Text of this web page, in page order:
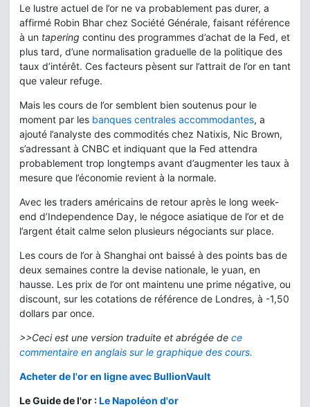
Le lustre actuel de l’or ne va probablement pas durer, a
affirmé Robin Bhar chez Société Générale, faisant référence
à un tapering continu des programmes d’achat de la Fed, et
plus tard, d’une normalisation graduelle de la politique des
taux d’intérêt. Ces facteurs pèsent sur l’attrait de l’or en tant
que valeur refuge.
Mais les cours de l’or semblent bien soutenus pour le
moment par les banques centrales accommodantes, a
ajouté l’analyste des commodités chez Natixis, Nic Brown,
s’adressant à CNBC et indiquant que la Fed attendra
probablement trop longtemps avant d’augmenter les taux à
mesure que l’économie revient à la normale.
Avec les traders américains de retour après le long week-
end d’Independence Day, le négoce asiatique de l’or et de
l’argent était calme selon plusieurs négociants sur place.
Les cours de l’or à Shanghai ont baissé à des points bas de
deux semaines contre la devise nationale, le yuan, en
hausse. Les prix de l’or ont maintenu une prime négative, ou
discount, sur les cotations de référence de Londres, à -1,50
dollars par once.
>>Ceci est une version traduite et abrégée de ce
commentaire en anglais sur le graphique des cours.
Acheter de l'or en ligne avec BullionVault
Le Guide de l'or :Le Napoléon d'or